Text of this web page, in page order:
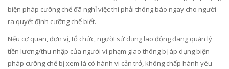
biện pháp cưỡng chế đã nghỉ việc thì phải thông báo ngay cho người
ra quyết định cưỡng chế biết.
Nếu cơ quan, đơn vị, tổ chức, người sử dụng lao động đang quản lý
tiền lương/thu nhập của người vi phạm giao thông bị áp dụng biện
pháp cưỡng chế bị xem là có hành vi cản trở, không chấp hành yêu